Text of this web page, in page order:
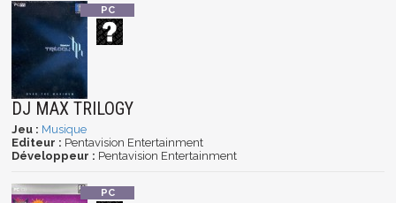
DJ MAX TRILOGY
Jeu : Musique
Editeur : Pentavision Entertainment
Développeur : Pentavision Entertainment